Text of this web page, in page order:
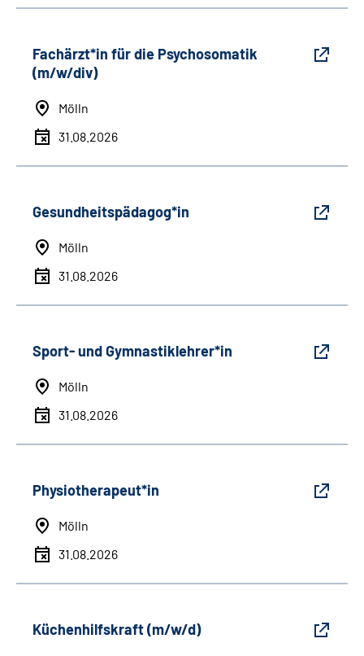
Fachärzt*in für die Psychosomatik
(m/w/div)
Mölln
31.08.2026
Gesundheitspädagog*in
Mölln
31.08.2026
Sport- und Gymnastiklehrer*in
Mölln
31.08.2026
Physiotherapeut*in
Mölln
31.08.2026
Küchenhilfskraft (m/w/d)